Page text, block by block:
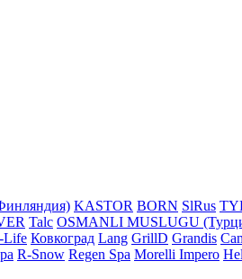
KASTOR BORN SlRus
Talc OSMANLI MUSLUGU
Life Ковкоград Lang GrillD Grandis
R-Snow Regen Spa Morelli Impero